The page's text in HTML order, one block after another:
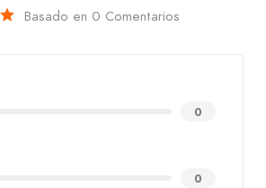
Basado en 0 Comentarios
0
0